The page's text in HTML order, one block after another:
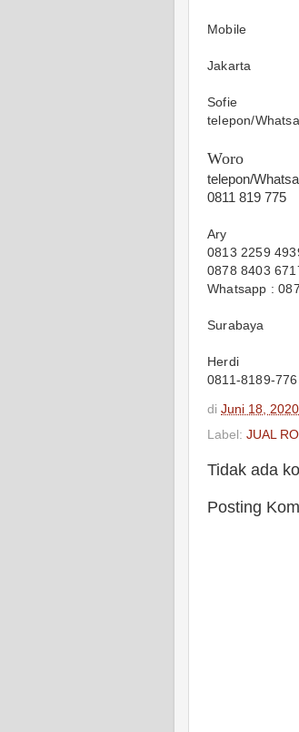
Mobile
Jakarta
Sofie
telepon/
Woro
telepon/
0811 819 775
Ary
0813 2259
0878 8403
Whatsapp :
Surabaya
Herdi
0811-8189-776
di Juni 18, 2020
Label: JUAL
Tidak ada
Posting